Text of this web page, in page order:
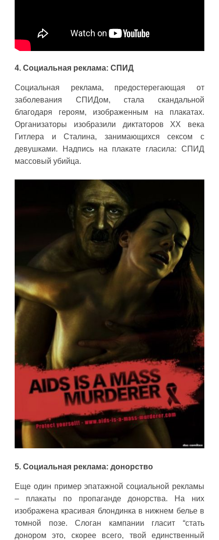
4. Социальная реклама: СПИД
Социальная реклама, предостерегающая от
заболевания СПИДом, стала скандальной
благодаря героям, изображенным на плакатах.
Организаторы изобразили диктаторов XX века
Гитлера и Сталина, занимающихся сексом с
девушками. Надпись на плакате гласила: СПИД
массовый убийца.
5. Социальная реклама: донорство
Еще один пример эпатажной социальной рекламы
– плакаты по пропаганде донорства. На них
изображена красивая блондинка в нижнем белье в
томной позе. Слоган кампании гласит “стать
донором это, скорее всего, твой единственный